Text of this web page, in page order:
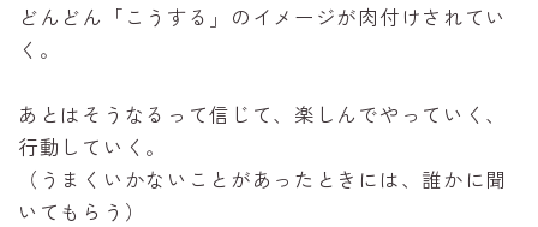
どんどん「こうする」のイメージが肉付けされてい
く。
あとはそうなるって信じて、楽しんでやっていく、
行動していく。
（うまくいかないことがあったときには、誰かに聞
いてもらう）